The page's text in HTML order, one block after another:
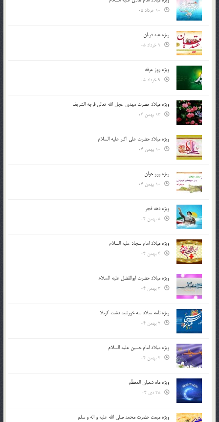
ویژه عید قربان
ویژه روز عرفه
ویژه میلاد حضرت مهدی عجل الله تعالی فرجه الشريف
ویژه میلاد حضرت علی اکبر علیه السلام
ویژه روز جوان
ویژه دهه فجر
ویژه میلاد امام سجاد علیه السلام
ویژه میلاد حضرت ابوالفضل علیه السلام
ویژه نامه میلاد سه خورشید دشت کربلا
ویژه میلاد امام حسین علیه السلام
ویژه ماه شعبان المعظّم
ویژه مبعث حضرت محمد صلی الله علیه و اله و سلم